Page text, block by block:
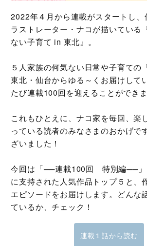
2022年４月から連載がスタートし、
ラストレーター・ナコが描いている
ない子育て in 東北』。
５人家族の何気ない日常や子育ての
東北・仙台からゆる～くお届けして
たび連載100回を迎えることができま
これもひとえに、ナコ家を毎回、楽
っている読者のみなさまのおかげで
ざいました！
今回は「──連載100回 特別編──」
に支持された人気作品トップ５と、
エピソードをお届けします。どんな
ているか、チェック！
連載１話から読む